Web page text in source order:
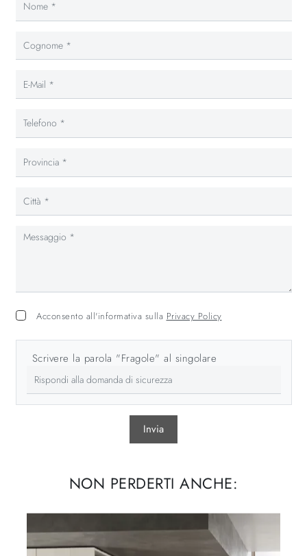
Acconsento all'informativa sulla Privacy Policy
Scrivere la parola "Fragole" al singolare
Invia
NON PERDERTI ANCHE: